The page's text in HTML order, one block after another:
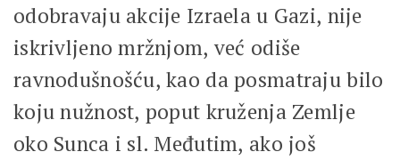
odobravaju akcije Izraela u Gazi, nije
iskrivljeno mržnjom, već odiše
ravnodušnošću, kao da posmatraju bilo
koju nužnost, poput kruženja Zemlje
oko Sunca i sl. Međutim, ako još